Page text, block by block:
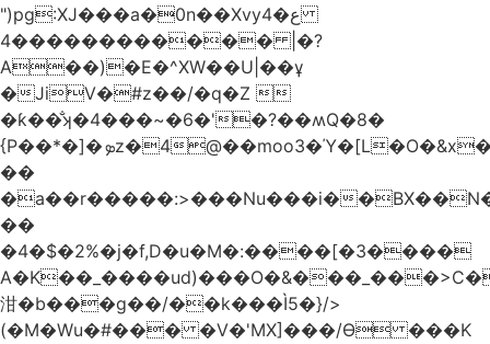
")pg:XJ���a�0n��Xvyع�4
���4��������� |�?
A��)�E�^XW��U|��ұ
�JiV�#z��/�q�Z
�ƙ��̐ʞ�4���~�6�'�?��ʍQ�8�
{P��*�]�ܤz�4@��moo3�Ύ�[L�O�&x�Ǵ1���L�/@f�o!
��
�a��r�����:>���Nu���i�
��
�4�$�2%�j�f,D�u�M�:����[�3����
泔�b���g��/��k���Ì5�}/>
(�M�Wu�#��� �V�'MX]���/Ѳ ���K